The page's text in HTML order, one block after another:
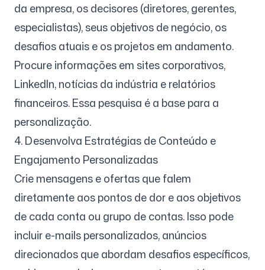
da empresa, os decisores (diretores, gerentes,
especialistas), seus objetivos de negócio, os
desafios atuais e os projetos em andamento.
Procure informações em sites corporativos,
LinkedIn, notícias da indústria e relatórios
financeiros. Essa pesquisa é a base para a
personalização.
4. Desenvolva Estratégias de Conteúdo e
Engajamento Personalizadas
Crie mensagens e ofertas que falem
diretamente aos pontos de dor e aos objetivos
de cada conta ou grupo de contas. Isso pode
incluir e-mails personalizados, anúncios
direcionados que abordam desafios específicos,